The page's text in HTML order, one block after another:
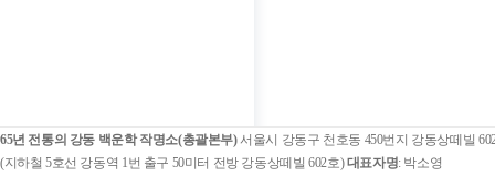
65년 전통의 강동 백운학 작명소(총괄본부) 서울시 강동구 천호동 450번지 강동상떼빌
(지하철 5호선 강동역 1번 출구 50미터 전방 강동상떼빌 602호)대표자명: 박소영